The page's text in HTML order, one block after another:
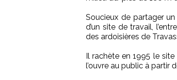
Soucieux de partager
d’un site de travail,
des ardoisières de
Il rachète en 1995 le
l’ouvre au public à partir